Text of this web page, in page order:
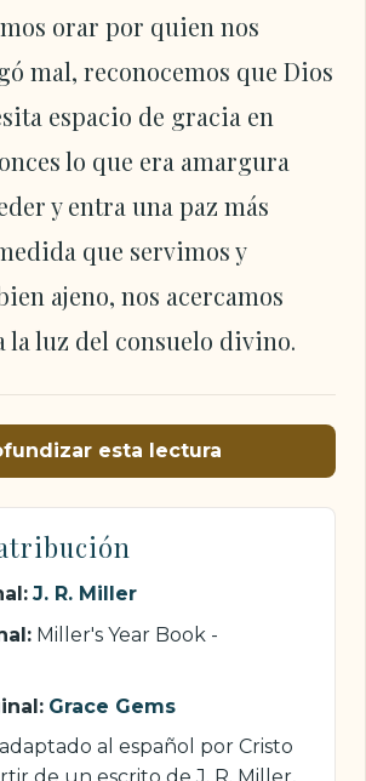
orar por quien nos
mal, reconocemos que Dios
espacio de gracia en
lo que era amargura
y entra una paz más
que servimos y
ajeno, nos acercamos
la luz del consuelo divino.
esta lectura
J. R. Miller
Miller's Year Book -
Grace Gems
al español por Cristo